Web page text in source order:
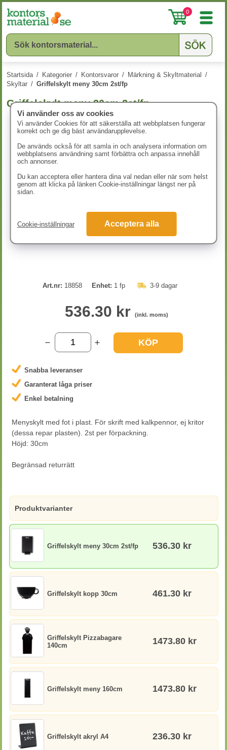
0
Startsida / Kategorier / Kontorsvaror / Märkning & Skyltmaterial /
Skyltar / Griffelskylt meny 30cm 2st/fp
Griffelskylt meny 30cm 2st/fp
Art.nr: 18858 Enhet: 1 fp 3-9 dagar
536.30 kr (inkl. moms)
KÖP
Snabba leveranser
Garanterat låga priser
Enkel betalning
Menyskylt med fot i plast. För skrift med kalkpennor, ej kritor
(dessa repar plasten). 2st per förpackning.
Höjd: 30cm
Begränsad returrätt
Produktvarianter
Griffelskylt meny 30cm 2st/fp 536.30 kr
Griffelskylt kopp 30cm 461.30 kr
Griffelskylt Pizzabagare
140cm
1473.80 kr
Griffelskylt meny 160cm 1473.80 kr
Griffelskylt akryl A4 236.30 kr
Vi använder oss av cookies
Vi använder Cookies för att säkerställa att webbplatsen fungerar
korrekt och ge dig bäst användarupplevelse.
De används också för att samla in och analysera information om
webbplatsens användning samt förbättra och anpassa innehåll
och annonser.
Du kan acceptera eller hantera dina val nedan eller när som helst
genom att klicka på länken Cookie-inställningar längst ner på
sidan.
Cookie-inställningar Acceptera alla